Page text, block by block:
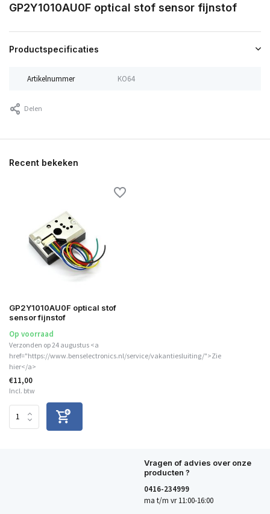
GP2Y1010AU0F optical stof sensor fijnstof
Productspecificaties
Artikelnummer KO64
Delen
Recent bekeken
GP2Y1010AU0F optical stof
sensor fijnstof
Op voorraad
Verzonden op 24 augustus <a
href="https://www.benselectronics.nl/service/vakantiesluiting/">Zie
hier</a>
€11,00
Incl. btw
Vragen of advies over onze
producten ?
0416-234999
ma t/m vr 11:00-16:00